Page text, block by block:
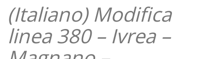
(Italiano) Modifica
linea 380 – Ivrea –